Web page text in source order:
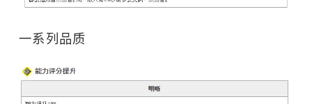
一系列品质